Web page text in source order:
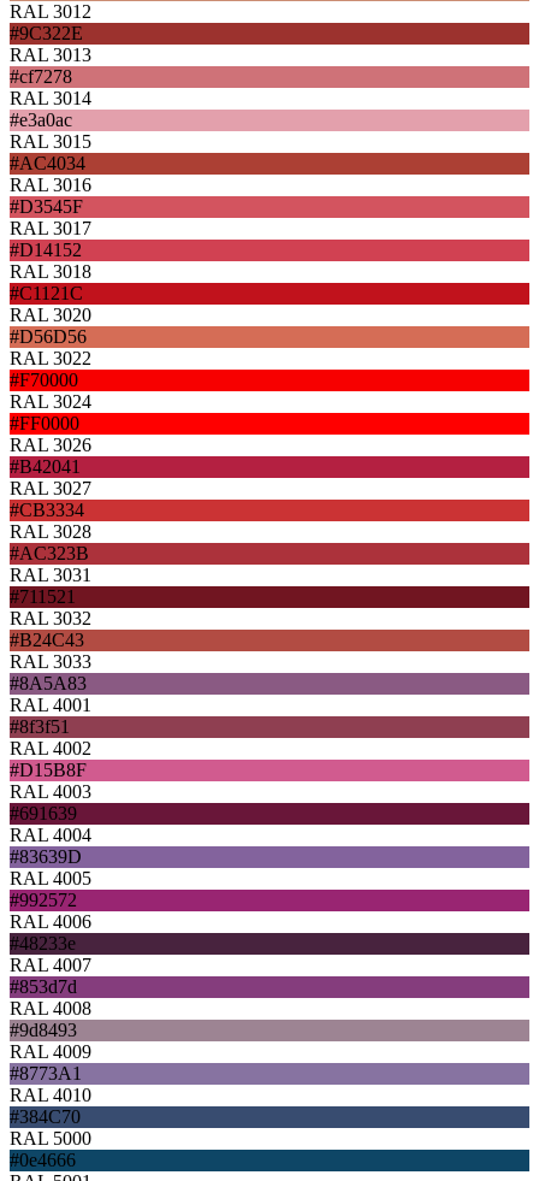
RAL 3012
#9C322E
RAL 3013
#cf7278
RAL 3014
#e3a0ac
RAL 3015
#AC4034
RAL 3016
#D3545F
RAL 3017
#D14152
RAL 3018
#C1121C
RAL 3020
#D56D56
RAL 3022
#F70000
RAL 3024
#FF0000
RAL 3026
#B42041
RAL 3027
#CB3334
RAL 3028
#AC323B
RAL 3031
#711521
RAL 3032
#B24C43
RAL 3033
#8A5A83
RAL 4001
#8f3f51
RAL 4002
#D15B8F
RAL 4003
#691639
RAL 4004
#83639D
RAL 4005
#992572
RAL 4006
#48233e
RAL 4007
#853d7d
RAL 4008
#9d8493
RAL 4009
#8773A1
RAL 4010
#384C70
RAL 5000
#0e4666